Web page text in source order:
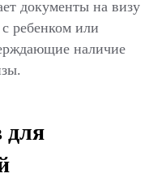
документы на визу
ребенком или
наличие
для